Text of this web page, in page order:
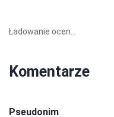
Ładowanie ocen...
Komentarze
Pseudonim